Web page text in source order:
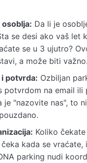
Da li je
se desi ako vaš let
se u 3 ujutro?
a može biti važno.
potvrda: Ozbiljan
potvrdom na email ili
je "nazovite nas", to
Koliko
kada se vraćate,
parking nudi